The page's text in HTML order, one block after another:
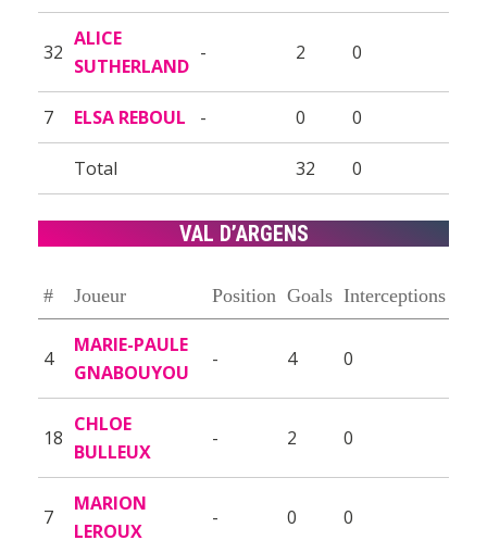
32
ALICE
SUTHERLAND
- 2 0
7 ELSA REBOUL - 0 0
Total 32 0
VAL D’ARGENS
# Joueur Position Goals Interceptions
4
MARIE-PAULE
GNABOUYOU
- 4 0
18
CHLOE
BULLEUX
- 2 0
7
MARION
LEROUX
- 0 0